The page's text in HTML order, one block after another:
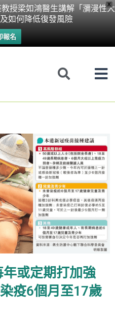
X
授梁如鴻醫生講解「瀰漫性大
如何降低復發風險
報名
或定期打加強
疫6個月至17歲